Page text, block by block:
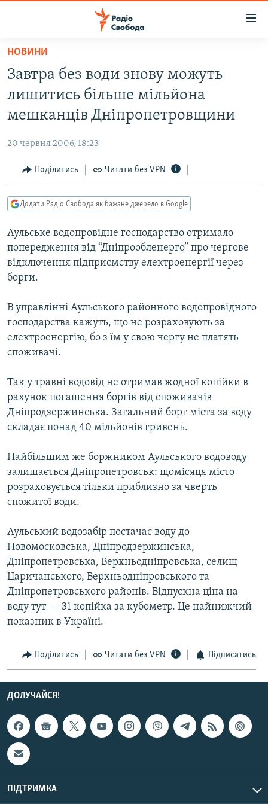
Перейти
основного
матеріалу
до
основної
навігації
Перейти
до
пошуку
РАДІО СВОБОДА – 70 РОКІВ
ВСЕ ЗА ДОБУ
ЕКОНОМІКА
СУСПІЛЬСТВО
УКРАЇНА
РОСІЙСЬКА «ФІЛЬТРАЦІЯ»
ДОНБАС.РЕАЛІЇ
ТИ ЯК?
СХЕМИ
КИТАЙ.ВИКЛИКИ
МУЛЬТИМЕДІА
ФОТО
СПЕЦПРОЄКТИ
ПОДКАСТИ
РУС
УКР
КТАТ
Усі сайти RFE/RL
НОВИНИ
Завтра без води знову можуть
лишитись більше мільйона
мешканців Дніпропетровщини
20 червня 2006, 18:23
Поділитись Читати без VPN
Додати Радіо Свобода як бажане джерело в Google
Аульське водопровідне господарство отримало
попередження від “Дніпрообленерго” про чергове
відключення підприємству електроенергії через
борги.
В управлінні Аульського районного водопровідного
господарства кажуть, що не розраховують за
електроенергію, бо з їм у свою чергу не платять
споживачі.
Так у травні водовід не отримав жодної копійки в
рахунок погашення боргів від споживачів
Дніпродзержинська. Загальний борг міста за воду
складає понад 40 мільйонів гривень.
Найбільшим же боржником Аульського водоводу
залишається Дніпропетровськ: щомісяця місто
розраховується тільки приблизно за чверть
спожитої води.
Аульський водозабір постачає воду до
Новомосковська, Дніпродзержинська,
Дніпропетровська, Верхньодніпровська, селищ
Царичанського, Верхньодніпровського та
Дніпропетровського районів. Відпускна ціна на
воду тут — 31 копійка за кубометр. Це найнижчий
показник в Україні.
Поділитись Читати без VPN Підписатись
ДОЛУЧАЙСЯ!
ПІДТРИМКА